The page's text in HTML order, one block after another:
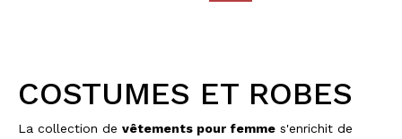
COSTUMES ET ROBES
La collection de vêtements pour femme s'enrichit de